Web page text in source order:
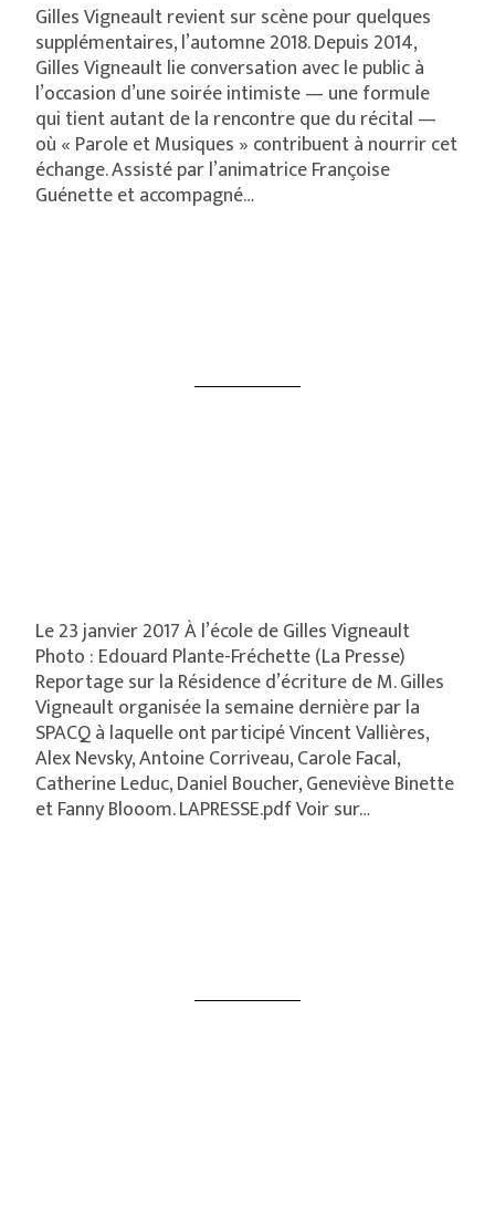
Gilles Vigneault revient sur scène pour quelques
supplémentaires, l’automne 2018. Depuis 2014,
Gilles Vigneault lie conversation avec le public à
l’occasion d’une soirée intimiste — une formule
qui tient autant de la rencontre que du récital —
où « Parole et Musiques » contribuent à nourrir cet
échange. Assisté par l’animatrice Françoise
Guénette et accompagné…
Le 23 janvier 2017 À l’école de Gilles Vigneault
Photo : Edouard Plante-Fréchette (La Presse)
Reportage sur la Résidence d’écriture de M. Gilles
Vigneault organisée la semaine dernière par la
SPACQ à laquelle ont participé Vincent Vallières,
Alex Nevsky, Antoine Corriveau, Carole Facal,
Catherine Leduc, Daniel Boucher, Geneviève Binette
et Fanny Blooom. LAPRESSE.pdf Voir sur…